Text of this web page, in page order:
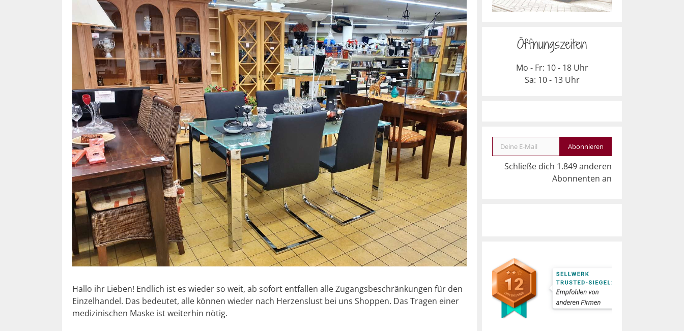
Hallo ihr Lieben! Endlich ist es wieder so weit, ab sofort entfallen alle Zugangsbeschränkungen für den
Einzelhandel. Das bedeutet, alle können wieder nach Herzenslust bei uns Shoppen. Das Tragen einer
medizinischen Maske ist weiterhin nötig.
Öffnungszeiten
Mo - Fr: 10 - 18 Uhr
Sa: 10 - 13 Uhr
Deine E-Mail
Abonnieren
Schließe dich 1.849 anderen
Abonnenten an